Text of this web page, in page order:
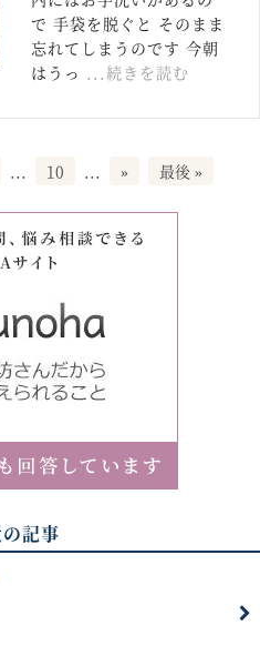
で 手袋を脱ぐと そのまま
忘れてしまうのです 今朝
はうっ ...続きを読む
... 10 ... » 最後 »
記事